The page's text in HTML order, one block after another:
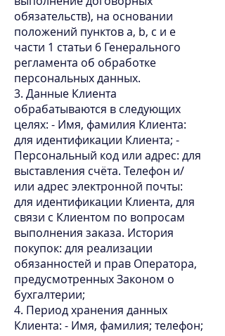
обязательств), на основании
положений пунктов a, b, c и e
части 1 статьи 6 Генерального
регламента об обработке
персональных данных.
3. Данные Клиента
обрабатываются в следующих
целях: - Имя, фамилия Клиента:
для идентификации Клиента; -
Персональный код или адрес: для
выставления счёта. Телефон и/
или адрес электронной почты:
для идентификации Клиента, для
связи с Клиентом по вопросам
выполнения заказа. История
покупок: для реализации
обязанностей и прав Оператора,
предусмотренных Законом о
бухгалтерии;
4. Период хранения данных
Клиента: - Имя, фамилия; телефон;